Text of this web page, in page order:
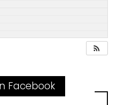
Facebook